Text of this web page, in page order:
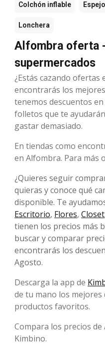
Colchón inflable Espejo
Lonchera
Alfombra oferta
supermercados
¿Estás cazando ofertas
encontrarás los
tenemos descuentos
folletos que te
gastar demasiado.
En tiendas como
en Alfombra. Para más
¿Quieres seguir
quieras y conoce qué
disponible. Te
Escritorio, Flores, Closet
tienen los precios más
buscar y comparar
encontrarás los
Agosto.
Descarga la app de
de tu mano los mejores
productos favoritos.
Compara los precios
Kimbino.